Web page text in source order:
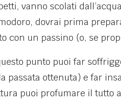
vanno scolati
dovrai prima
con un passino (o, se
punto puoi far
passata ottenuta) e far
puoi profumare il tutto